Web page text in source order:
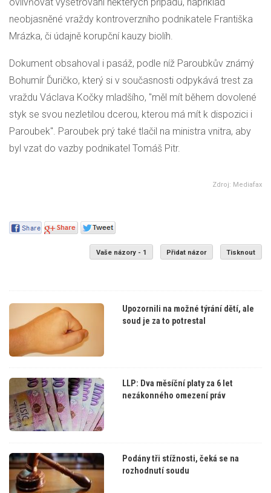
neobjasněné vraždy kontroverzního podnikatele Františka
Mrázka, či údajně korupční kauzy biolíh.
Dokument obsahoval i pasáž, podle níž Paroubkův známý
Bohumír Ďuričko, který si v současnosti odpykává trest za
vraždu Václava Kočky mladšího, "měl mít během dovolené
styk se svou nezletilou dcerou, kterou má mít k dispozici i
Paroubek". Paroubek prý také tlačil na ministra vnitra, aby
byl vzat do vazby podnikatel Tomáš Pitr.
Zdroj: Mediafax
Vaše názory - 1 Přidat názor Tisknout
Upozornili na možné týrání dětí, ale
soud je za to potrestal
LLP: Dva měsíční platy za 6 let
nezákonného omezení práv
Podány tři stížnosti, čeká se na
rozhodnutí soudu